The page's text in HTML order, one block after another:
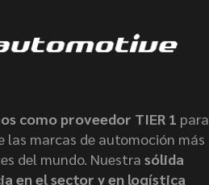
como proveedor TIER 1 para
las marcas de automoción más
del mundo. Nuestra sólida
en el sector y en logística